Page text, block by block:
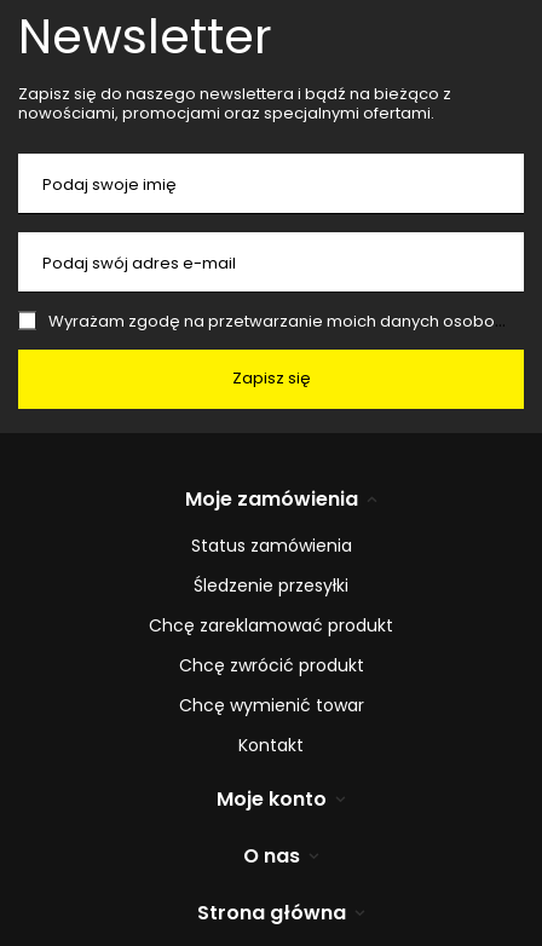
Newsletter
Zapisz się do naszego newslettera i bądź na bieżąco z
nowościami, promocjami oraz specjalnymi ofertami.
Podaj swoje imię
Podaj swój adres e-mail
Wyrażam zgodę na przetwarzanie moich danych osobowych (adres e-mail) na potrzeby wysyłki newslettera z informacją handlową (marketing). Więcej w
Zapisz się
Moje zamówienia
Status zamówienia
Śledzenie przesyłki
Chcę zareklamować produkt
Chcę zwrócić produkt
Chcę wymienić towar
Kontakt
Moje konto
O nas
Strona główna